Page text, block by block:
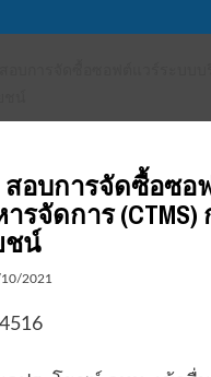
สอบการจัดซื้อซอ
รจัดการ (CTMS)
ชน์
2021